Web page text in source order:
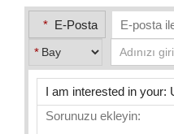
* E-Posta
*